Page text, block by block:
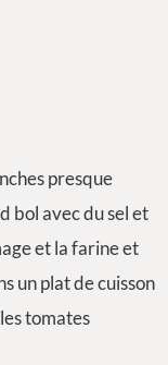
presque
bol avec du sel et
et la farine et
un plat de cuisson
tomates